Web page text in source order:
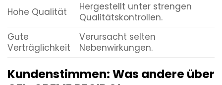
Hohe Qualität
Hergestellt unter strengen
Qualitätskontrollen.
Gute
Verträglichkeit
Verursacht selten
Nebenwirkungen.
Kundenstimmen: Was andere über